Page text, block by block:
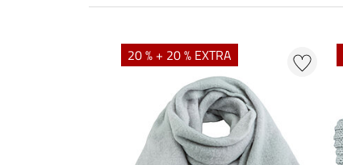
20 % + 20 % EXTRA